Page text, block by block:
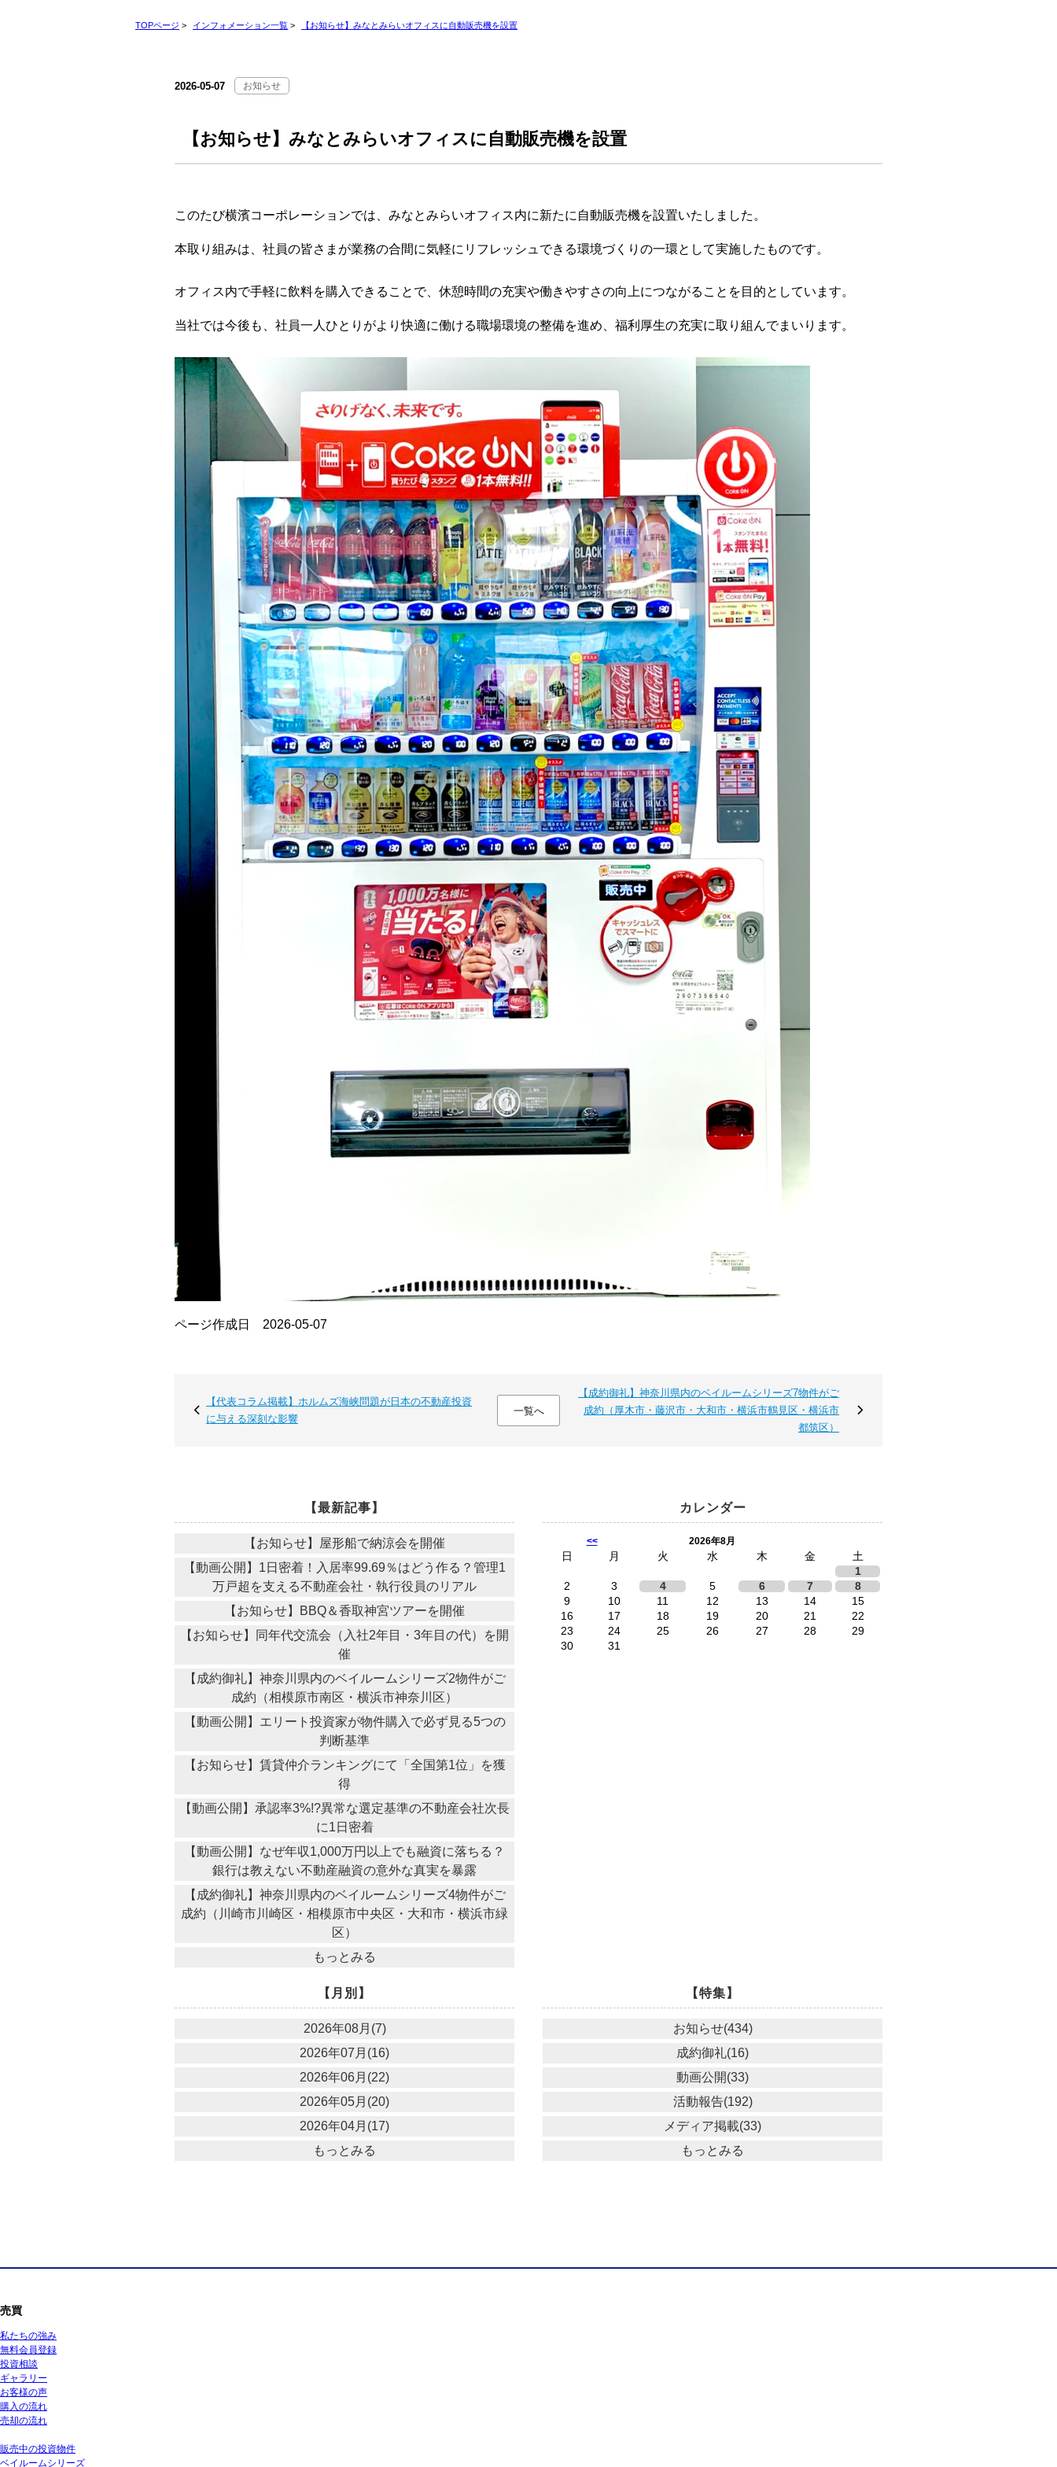
TOPページ > インフォメーション一覧 > 【お知らせ】みなとみらいオフィスに自動販売機を設置
2026-05-07 お知らせ
【お知らせ】みなとみらいオフィスに自動販売機を設置
このたび横濱コーポレーションでは、みなとみらいオフィス内に新たに自動販売機を設置いたしました。
本取り組みは、社員の皆さまが業務の合間に気軽にリフレッシュできる環境づくりの一環として実施したものです。
オフィス内で手軽に飲料を購入できることで、休憩時間の充実や働きやすさの向上につながることを目的としています。
当社では今後も、社員一人ひとりがより快適に働ける職場環境の整備を進め、福利厚生の充実に取り組んでまいります。
ページ作成日 2026-05-07
【代表コラム掲載】ホルムズ海峡問題が日本の不動産投資
に与える深刻な影響
一覧へ
【成約御礼】神奈川県内のベイルームシリーズ7物件がご
成約（厚木市・藤沢市・大和市・横浜市鶴見区・横浜市
都筑区）
【最新記事】
【お知らせ】屋形船で納涼会を開催
【動画公開】1日密着！入居率99.69％はどう作る？管理1
万戸超を支える不動産会社・執行役員のリアル
【お知らせ】BBQ＆香取神宮ツアーを開催
【お知らせ】同年代交流会（入社2年目・3年目の代）を開
催
【成約御礼】神奈川県内のベイルームシリーズ2物件がご
成約（相模原市南区・横浜市神奈川区）
【動画公開】エリート投資家が物件購入で必ず見る5つの
判断基準
【お知らせ】賃貸仲介ランキングにて「全国第1位」を獲
得
【動画公開】承認率3%!?異常な選定基準の不動産会社次長
に1日密着
【動画公開】なぜ年収1,000万円以上でも融資に落ちる？
銀行は教えない不動産融資の意外な真実を暴露
【成約御礼】神奈川県内のベイルームシリーズ4物件がご
成約（川崎市川崎区・相模原市中央区・大和市・横浜市緑
区）
もっとみる
カレンダー
<< 2026年8月
日 月 火 水 木 金
土
1
2
3 4 5 6 7
8
9
10 11 12 13 14
15
16
17 18 19 20 21
22
23
24 25 26 27 28
29
30
31
【月別】
2026年08月(7)
2026年07月(16)
2026年06月(22)
2026年05月(20)
2026年04月(17)
もっとみる
【特集】
お知らせ(434)
成約御礼(16)
動画公開(33)
活動報告(192)
メディア掲載(33)
もっとみる
売買
私たちの強み
無料会員登録
投資相談
ギャラリー
お客様の声
購入の流れ
売却の流れ
販売中の投資物件
ベイルームシリーズ